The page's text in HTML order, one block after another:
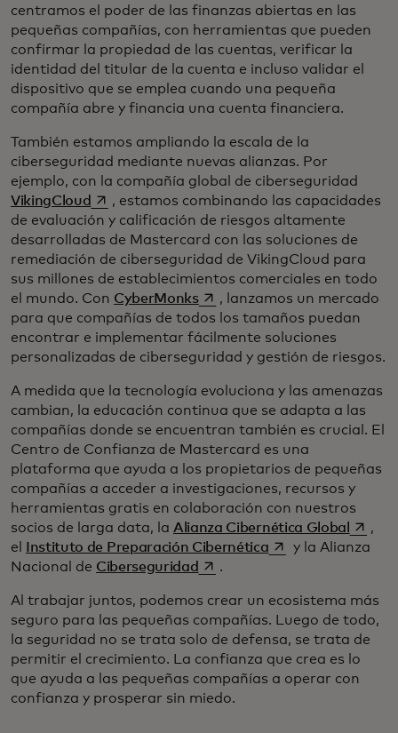
centramos el poder de las finanzas abiertas en las
pequeñas compañías, con herramientas que pueden
confirmar la propiedad de las cuentas, verificar la
identidad del titular de la cuenta e incluso validar el
dispositivo que se emplea cuando una pequeña
compañía abre y financia una cuenta financiera.
También estamos ampliando la escala de la
ciberseguridad mediante nuevas alianzas. Por
ejemplo, con la compañía global de ciberseguridad
VikingCloud se abre en una pestaña nueva
, estamos combinando las capacidades
de evaluación y calificación de riesgos altamente
desarrolladas de Mastercard con las soluciones de
remediación de ciberseguridad de VikingCloud para
sus millones de establecimientos comerciales en todo
el mundo. Con CyberMonksse abre en una pestaña nueva
, lanzamos un mercado
para que compañías de todos los tamaños puedan
encontrar e implementar fácilmente soluciones
personalizadas de ciberseguridad y gestión de riesgos.
A medida que la tecnología evoluciona y las amenazas
cambian, la educación continua que se adapta a las
compañías donde se encuentran también es crucial. El
Centro de Confianza de Mastercard es una
plataforma que ayuda a los propietarios de pequeñas
compañías a acceder a investigaciones, recursos y
herramientas gratis en colaboración con nuestros
socios de larga data, la Alianza Cibernética Global se,
el
Instituto de Preparación Cibernéticase abre en una
y la Alianza
Nacional de Ciberseguridad se abre en una pestaña nueva
.
Al trabajar juntos, podemos crear un ecosistema más
seguro para las pequeñas compañías. Luego de todo,
la seguridad no se trata solo de defensa, se trata de
permitir el crecimiento. La confianza que crea es lo
que ayuda a las pequeñas compañías a operar con
confianza y prosperar sin miedo.